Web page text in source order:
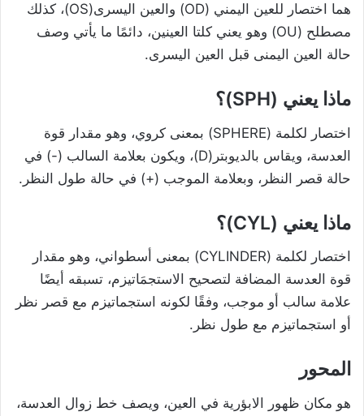
هما اختصار للعين اليمني (OD) والعين اليسرى(OS)، كذلك
مصطلح (OU) وهو يعني كلتا العينين، دائمًا ما يأتي وصف
حالة العين اليمنى قبل العين اليسرى.
ماذا يعني (SPH)؟
اختصار لكلمة (SPHERE) بمعنى كروي، وهو مقدار قوة
العدسة، ويقاس بالديوبتر(D)، ويكون بعلامة السالب (-) في
حالة قصر النظر، وبعلامة الموجب (+) في حالة طول النظر.
ماذا يعني (CYL)؟
اختصار لكلمة (CYLINDER) بمعنى أسطواني، وهو مقدار
قوة العدسة المضافة لتصحيح الاستجمَاتيزم، تسبقه أيضًا
علامة سالب أو موجب، وفقًا لكونه استجماتيزم مع قصر نظر
أو استجماتيزم مع طول نظر.
المحور
هو مكان ظهور الابؤرية في العين، ويصف خط زوال العدسة،